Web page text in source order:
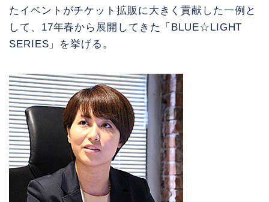
たイベントがチケット拡販に大きく貢献した一例と
して、17年春から展開してきた「BLUE☆LIGHT
SERIES」を挙げる。